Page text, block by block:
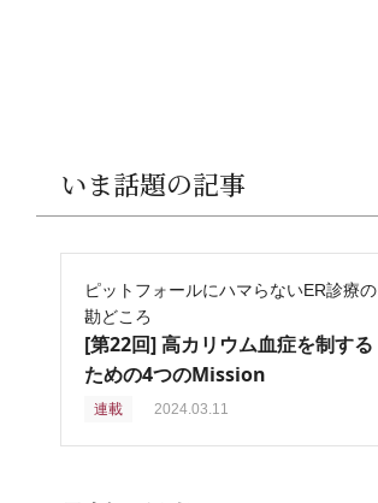
いま話題の記事
ピットフォールにハマらないER診療の
勘どころ
[第22回] 高カリウム血症を制する
ための4つのMission
連載 2024.03.11